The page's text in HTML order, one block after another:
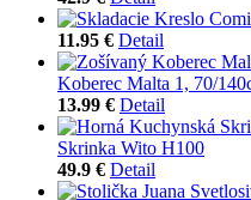
11.95 € Detail
Koberec Malta 1, 70/
13.99 € Detail
Skrinka Wito H100
49.9 € Detail